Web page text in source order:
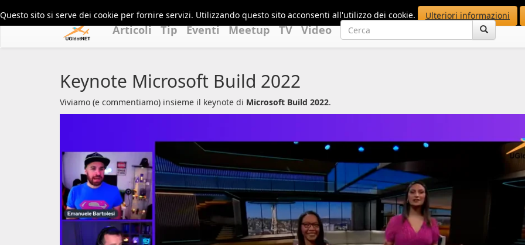
Questo sito si serve dei cookie per fornire servizi. Utilizzando questo sito acconsenti all'utilizzo dei cookie. Ulteriori informazioni
Articoli Tip Eventi Meetup TV Video
Keynote Microsoft Build 2022
Viviamo (e commentiamo) insieme il keynote di Microsoft Build 2022.